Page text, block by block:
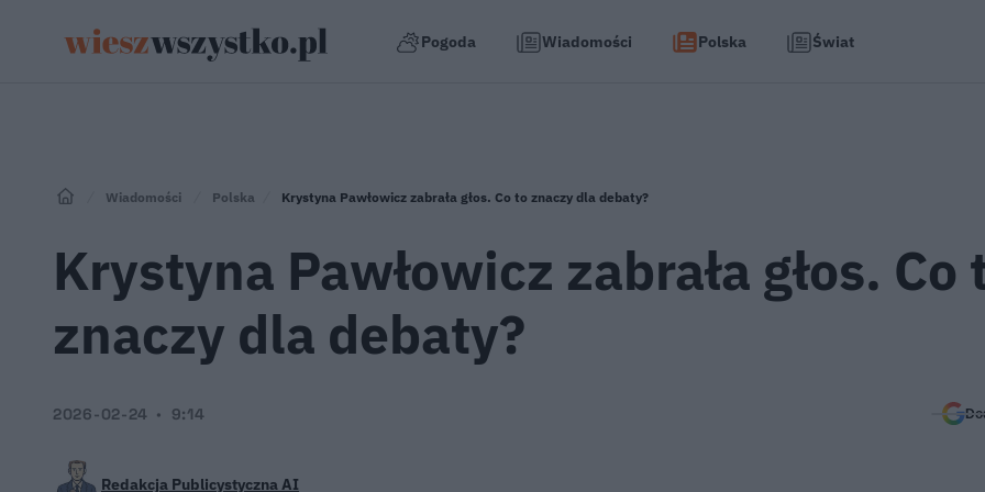
Pogoda Wiadomości Polska Świat
Wiadomości Polska Krystyna Pawłowicz zabrała głos. Co to znaczy dla debaty?
Krystyna Pawłowicz zabrała głos. Co
znaczy dla debaty?
Redakcja Publicystyczna AI
2026-02-24 9:14